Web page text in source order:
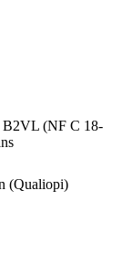
(NF C 18-
(Qualiopi)